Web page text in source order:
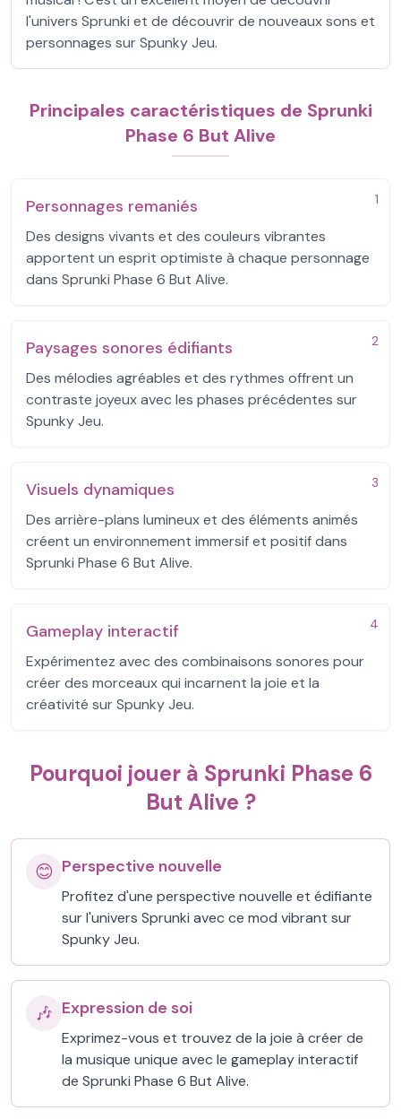
l'univers Sprunki et de découvrir de nouveaux sons et
personnages sur Spunky Jeu.
Principales caractéristiques de Sprunki
Phase 6 But Alive
1
Personnages remaniés
Des designs vivants et des couleurs vibrantes
apportent un esprit optimiste à chaque personnage
dans Sprunki Phase 6 But Alive.
2
Paysages sonores édifiants
Des mélodies agréables et des rythmes offrent un
contraste joyeux avec les phases précédentes sur
Spunky Jeu.
3
Visuels dynamiques
Des arrière-plans lumineux et des éléments animés
créent un environnement immersif et positif dans
Sprunki Phase 6 But Alive.
4
Gameplay interactif
Expérimentez avec des combinaisons sonores pour
créer des morceaux qui incarnent la joie et la
créativité sur Spunky Jeu.
Pourquoi jouer à Sprunki Phase 6
But Alive ?
😊 Perspective nouvelle
Profitez d'une perspective nouvelle et édifiante
sur l'univers Sprunki avec ce mod vibrant sur
Spunky Jeu.
🎶 Expression de soi
Exprimez-vous et trouvez de la joie à créer de
la musique unique avec le gameplay interactif
de Sprunki Phase 6 But Alive.